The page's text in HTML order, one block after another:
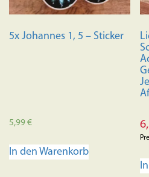
5x Johannes 1, 5 – Sticker
5,99€
In den Warenkorb